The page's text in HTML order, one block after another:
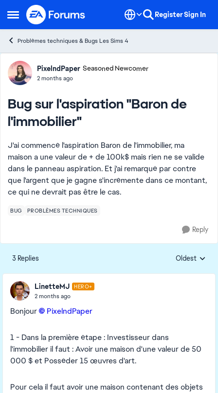
Open Side Menu
Skip to content RegisterSign In
Problèmes techniques & Bugs Les Sims 4
Forum Discussion
PixelndPaper Seasoned Newcomer
2 months ago
Bug sur l'aspiration "Baron de
l'immobilier"
J'ai commencé l'aspiration Baron de l'immobilier, ma
maison a une valeur de + de 100k$ mais rien ne se valide
dans le panneau aspiration. Et j'ai remarqué par contre
que l'argent que je gagne s'incrémente dans ce montant,
ce qui ne devrait pas être le cas.
BUG PROBLÈMES TECHNIQUES
Reply
3 Replies Replies
Oldest
LinetteMJ HERO+
2 months ago
Bonjour PixelndPaper​
1 - Dans la première étape : Investisseur dans
l'immobilier il faut : Avoir une maison d'une valeur de 50
000 $ et Posséder 15 œuvres d'art.
Pour cela il faut avoir une maison contenant des objets